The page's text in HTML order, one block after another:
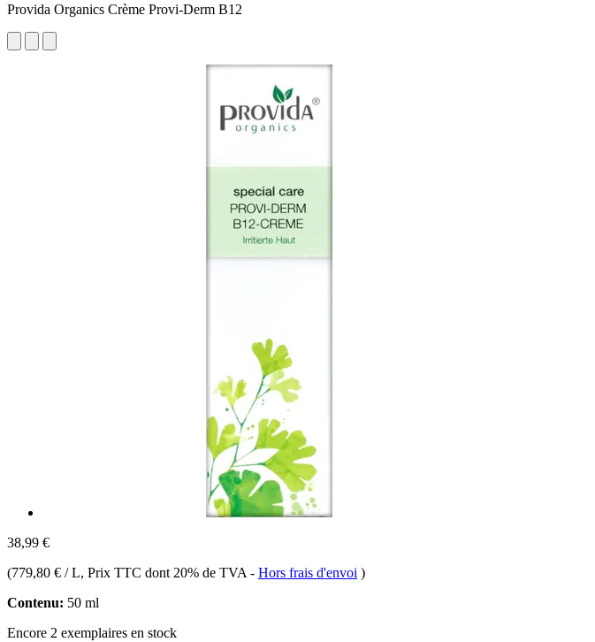
Provida Organics Crème Provi-Derm B12
38,99 €
(779,80 € / L, Prix TTC dont 20% de TVA - Hors frais d'envoi )
Contenu: 50 ml
Encore 2 exemplaires en stock